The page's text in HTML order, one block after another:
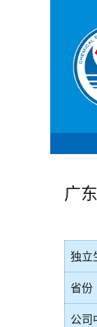
广
独立
省份
公司